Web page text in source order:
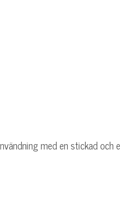
med en stickad och